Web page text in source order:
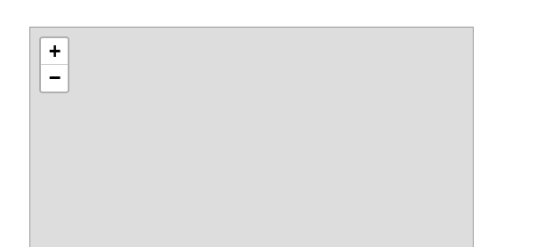
+
−